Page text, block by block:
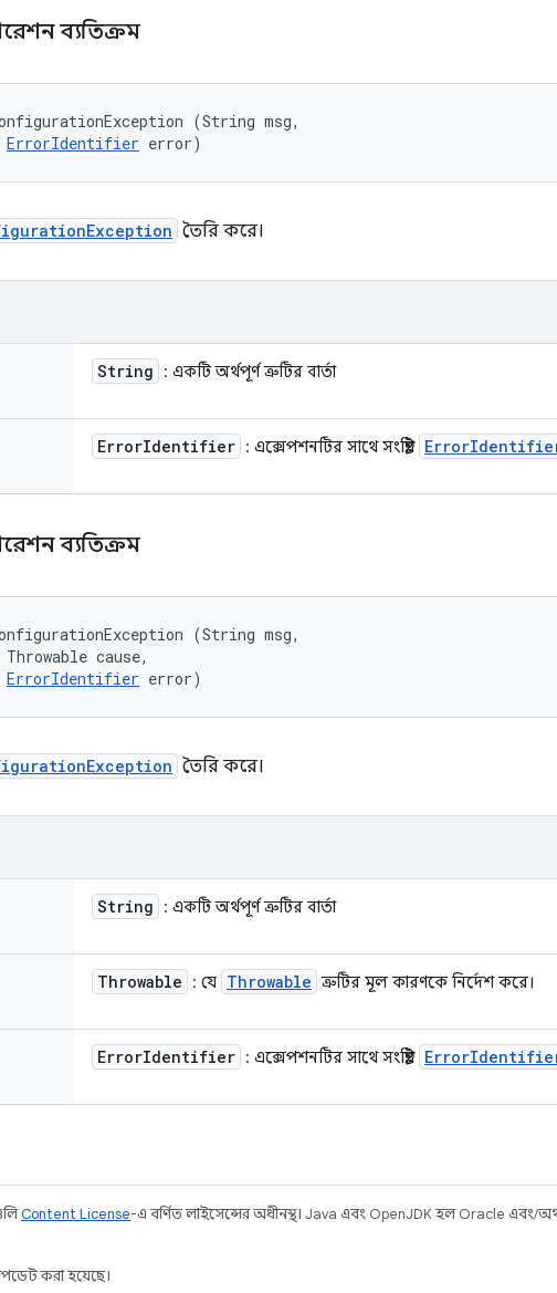
ব্যতিক্রম
(String msg,
ErrorIdentifier error)
তৈরি করে।
String : একটি অর্থপূর্ণ ত্রুটির বার্তা
ErrorIdentifier : এক্সেপশনটির সাথে সংশ্লিষ্ট Error
ব্যতিক্রম
(String msg,
cause,
ErrorIdentifier error)
তৈরি করে।
String : একটি অর্থপূর্ণ ত্রুটির বার্তা
Throwable : যে Throwable ত্রুটির মূল কারণকে নির্দেশ করে।
ErrorIdentifier : এক্সেপশনটির সাথে সংশ্লিষ্ট Error
Content License-এ বর্ণিত লাইসেন্সের অধীনস্থ। Java এবং OpenJDK হল Oracle এবং/
করা হয়েছে।